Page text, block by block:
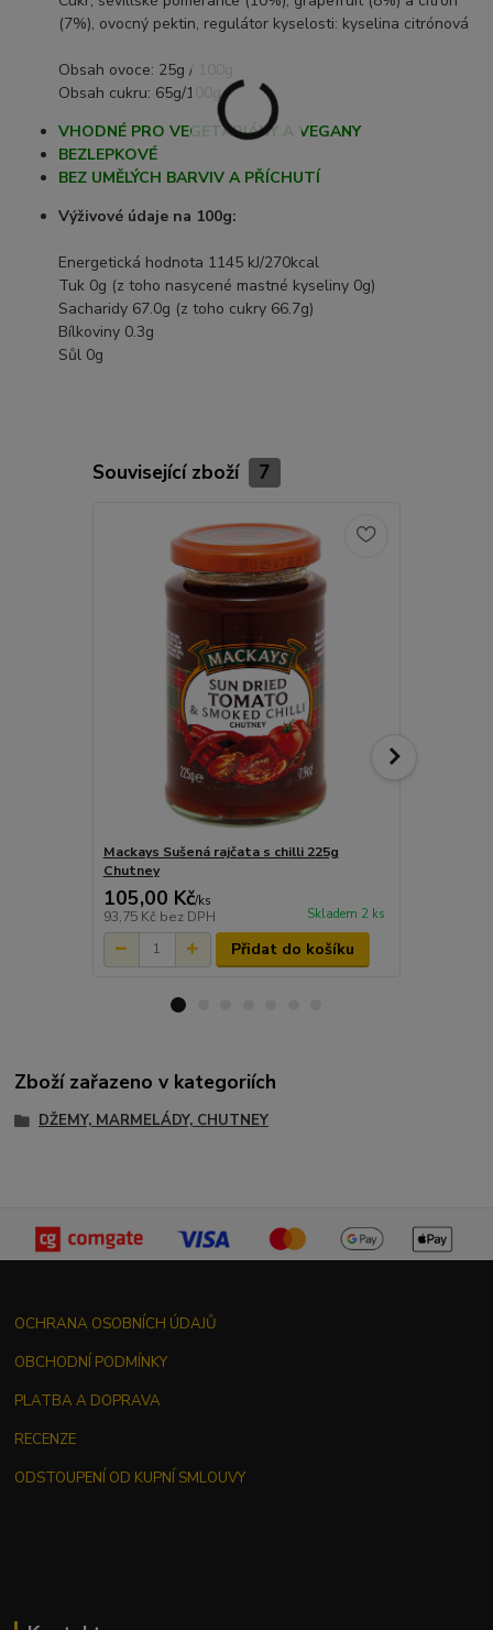
(7%), ovocný pektin, regulátor kyselosti: kyselina citrónová
Obsah ovoce: 25g / 100g
Obsah cukru: 65g/100g.
VHODNÉ PRO VEGETARIÁNY A VEGANY
BEZLEPKOVÉ
BEZ UMĚLÝCH BARVIV A PŘÍCHUTÍ
Výživové údaje na 100g:
Energetická hodnota 1145 kJ/270kcal
Tuk 0g (z toho nasycené mastné kyseliny 0g)
Sacharidy 67.0g (z toho cukry 66.7g)
Bílkoviny 0.3g
Sůl 0g
Související zboží 7
Mackays Sušená rajčata s chilli 225g
Chutney
105,00 Kč/ks
93,75 Kč bez DPH Skladem 2 ks
Přidat do košíku
Zboží zařazeno v kategoriích
DŽEMY, MARMELÁDY, CHUTNEY
OCHRANA OSOBNÍCH ÚDAJŮ
OBCHODNÍ PODMÍNKY
PLATBA A DOPRAVA
RECENZE
ODSTOUPENÍ OD KUPNÍ SMLOUVY